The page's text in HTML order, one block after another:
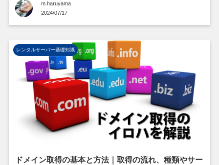
m.haruyama
2024/07/17
レンタルサーバー基礎知識
ドメイン取得の基本と方法｜取得の流れ、種類やサー